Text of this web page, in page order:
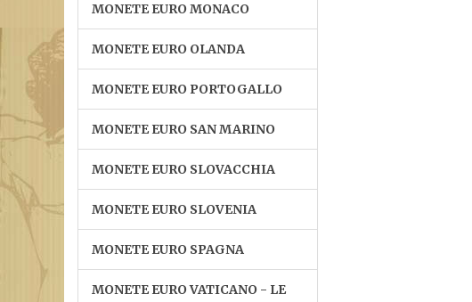
MONETE EURO MONACO
MONETE EURO OLANDA
MONETE EURO PORTOGALLO
MONETE EURO SAN MARINO
MONETE EURO SLOVACCHIA
MONETE EURO SLOVENIA
MONETE EURO SPAGNA
MONETE EURO VATICANO - LE